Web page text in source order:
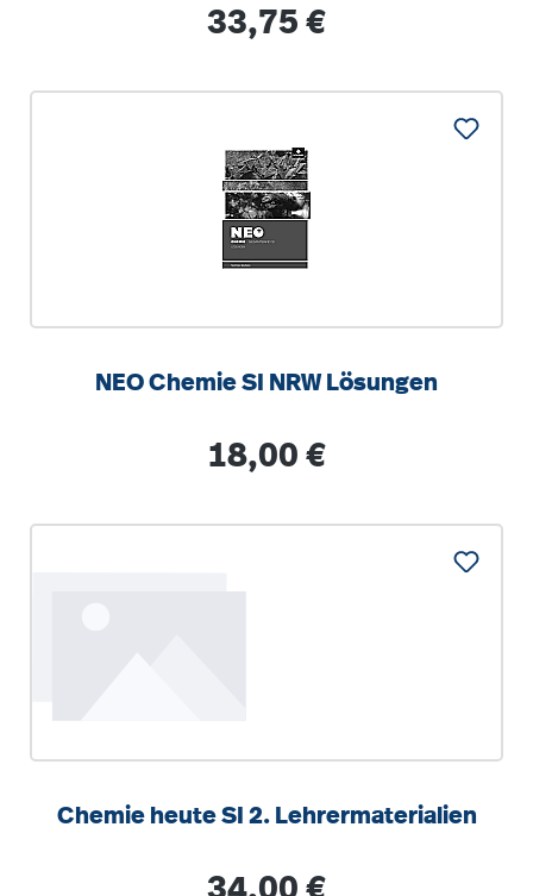
Regulärer Preis:
33,75 €
NEO Chemie SI NRW Lösungen
Regulärer Preis:
18,00 €
Chemie heute SI 2. Lehrermaterialien
Regulärer Preis: